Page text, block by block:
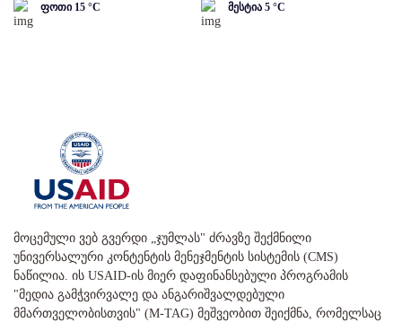
ფოთი 15 °C მესტია 5 °C
მოცემული ვებ გვერდი „ჯუმლას" ძრავზე შექმნილი
უნივერსალური კონტენტის მენეჯმენტის სისტემის (CMS)
ნაწილია. ის USAID-ის მიერ დაფინანსებული პროგრამის
"მედია გამჭვირვალე და ანგარიშვალდებული
მმართველობისთვის" (M-TAG) მეშვეობით შეიქმნა, რომელსაც